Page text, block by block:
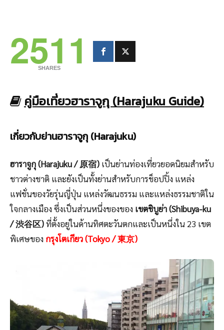
2511
SHARES
คู่มือเที่ยวฮาราจูกุ (Harajuku Guide)
เกี่ยวกับย่านฮาราจูกุ (Harajuku)
ฮาราจูกุ (Harajuku / 原宿) เป็นย่านท่องเที่ยวยอดนิยมสำหรับ
ชาวต่างชาติ และยังเป็นทั้งย่านสำหรับการช็อปปิ้ง แหล่ง
แฟชั่นของวัยรุ่นญี่ปุ่น แหล่งวัฒนธรรม และแหล่งธรรมชาติใน
ใจกลางเมือง ซึ่งเป็นส่วนหนึ่งของของ เขตชิบูย่า (Shibuya-ku
/ 渋谷区)ที่ตั้งอยู่ในด้านทิศตะวันตกและเป็นหนึ่งใน 23 เขต
พิเศษของ กรุงโตเกียว (Tokyo / 東京)